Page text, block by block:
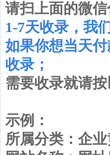
请扫上面的微信
1-7天收录， 我
如果你想当天
收录；
需要收录就请
示例：
所属分类：企